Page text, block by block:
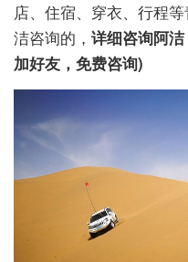
店、住宿、穿衣、行程
洁咨询的， 详细咨询阿
加好友，免费咨询)